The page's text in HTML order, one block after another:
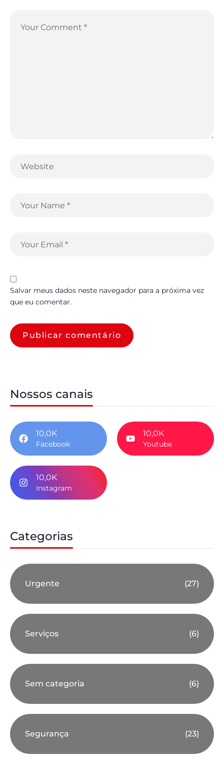
Salvar meus dados neste navegador para a próxima vez
que eu comentar.
Nossos canais
10,0K
Facebook
10,0K
Youtube
10,0K
Instagram
Categorias
Urgente (27)
Serviços (6)
Sem categoria (6)
Segurança (23)